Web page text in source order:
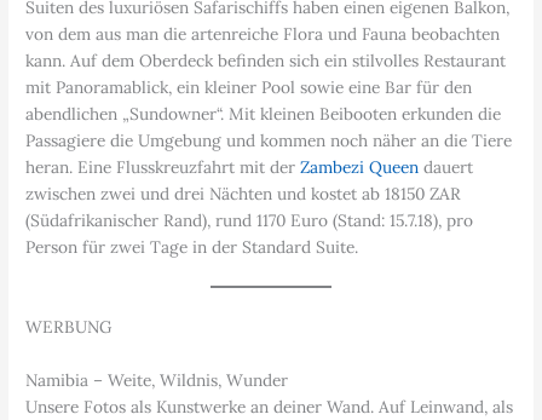
Suiten des luxuriösen Safarischiffs haben einen eigenen Balkon,
von dem aus man die artenreiche Flora und Fauna beobachten
kann. Auf dem Oberdeck befinden sich ein stilvolles Restaurant
mit Panoramablick, ein kleiner Pool sowie eine Bar für den
abendlichen „Sundowner“. Mit kleinen Beibooten erkunden die
Passagiere die Umgebung und kommen noch näher an die Tiere
heran. Eine Flusskreuzfahrt mit derZambezi Queen dauert
zwischen zwei und drei Nächten und kostet ab 18150 ZAR
(Südafrikanischer Rand), rund 1170 Euro (Stand: 15.7.18), pro
Person für zwei Tage in der Standard Suite.
WERBUNG
Namibia – Weite, Wildnis, Wunder
Unsere Fotos als Kunstwerke an deiner Wand. Auf Leinwand, als